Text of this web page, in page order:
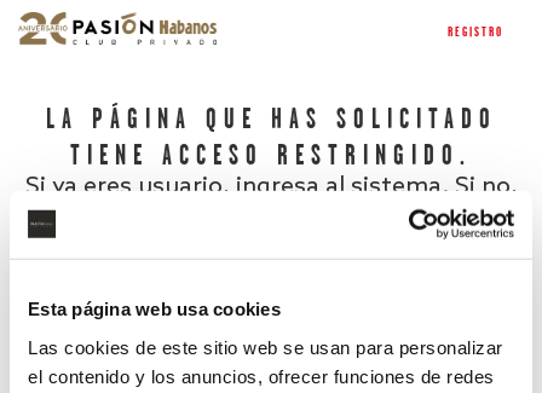
Esta página web usa cookies
Las cookies de este sitio web se usan para personalizar
el contenido y los anuncios, ofrecer funciones de redes
REGISTRO
LA PÁGINA QUE HAS SOLICITADO
TIENE ACCESO RESTRINGIDO.
Si ya eres usuario, ingresa al sistema. Si no,